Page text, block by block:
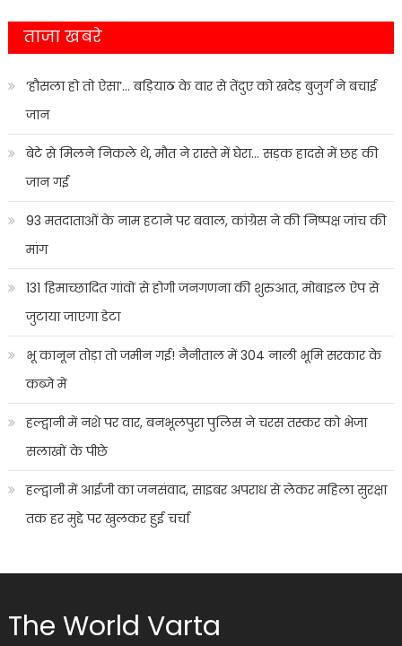
ताजा खबरे
‘हौसला हो तो ऐसा’… बड़ियाठ के वार से तेंदुए को खदेड़ बुजुर्ग ने बचाई
जान
बेटे से मिलने निकले थे, मौत ने रास्ते में घेरा… सड़क हादसे में छह की
जान गई
93 मतदाताओं के नाम हटाने पर बवाल, कांग्रेस ने की निष्पक्ष जांच की
मांग
131 हिमाच्छादित गांवों से होगी जनगणना की शुरुआत, मोबाइल ऐप से
जुटाया जाएगा डेटा
भू कानून तोड़ा तो जमीन गई! नैनीताल में 304 नाली भूमि सरकार के
कब्जे में
हल्द्वानी में नशे पर वार, बनभूलपुरा पुलिस ने चरस तस्कर को भेजा
सलाखों के पीछे
हल्द्वानी में आईजी का जनसंवाद, साइबर अपराध से लेकर महिला सुरक्षा
तक हर मुद्दे पर खुलकर हुई चर्चा
The World Varta